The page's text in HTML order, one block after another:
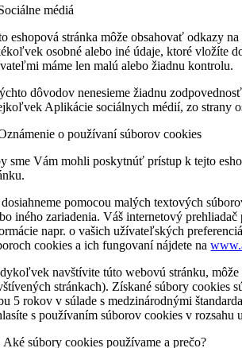
médiá
eshopová stránka môže obsahovať odkazy
osobné alebo iné údaje, ktoré vložíte
máme len malú alebo žiadnu kontrolu.
dôvodov nenesieme žiadnu
Aplikácie sociálnych médií, zo strany
o používaní súborov cookies
sme Vám mohli poskytnúť prístup k tejto
pomocou malých textových
iného zariadenia. Váš internetový
napr. o vašich užívateľských
cookies a ich fungovaní nájdete na
navštívite túto webovú stránku,
stránkach). Získané súbory cookies
5 rokov v súlade s medzinárodnými
s používaním súborov cookies v
Aké súbory cookies používame a prečo?